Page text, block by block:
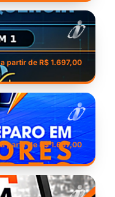
a partir de R$ 1.697,00
a partir de R$ 1.697,00